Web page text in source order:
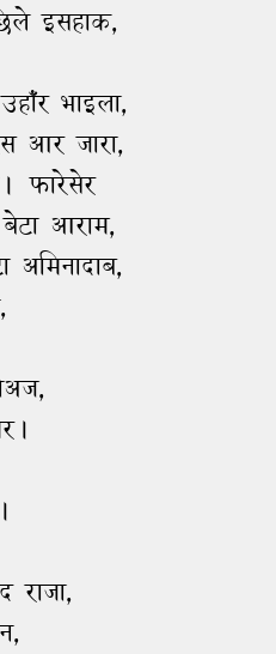
इसहाक,
भाइला,
आर जारा,
फारेसेर
आराम,
राजा,